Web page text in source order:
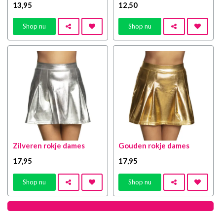
13,95
Shop nu
12,50
Shop nu
Zilveren rokje dames
17,95
Shop nu
Gouden rokje dames
17,95
Shop nu